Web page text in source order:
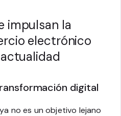
impulsan la
electrónico
digital
no es un objetivo lejano